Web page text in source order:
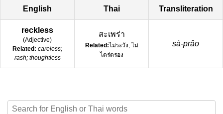
English Thai Transliteration
reckless
(Adjective)
Related: careless;
rash; thoughtless
สะเพร่า
Related:ไม่ระวัง, ไม่
ไตร่ตรอง
sà-prâo